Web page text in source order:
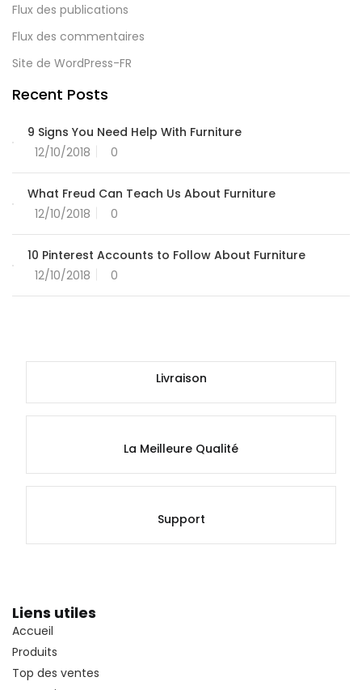
Flux des publications
Flux des commentaires
Site de WordPress-FR
Recent Posts
9 Signs You Need Help With Furniture
12/10/2018
0
What Freud Can Teach Us About Furniture
12/10/2018
0
10 Pinterest Accounts to Follow About Furniture
12/10/2018
0
Livraison
La Meilleure Qualité
Support
Liens utiles
Accueil
Produits
Top des ventes